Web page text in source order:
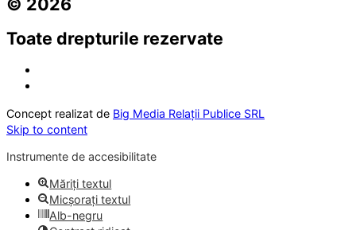
Toate drepturile rezervate
Concept realizat de Big Media Relații Publice SRL
Skip to content
Instrumente de accesibilitate
Măriți textul
Micșorați textul
Alb-negru